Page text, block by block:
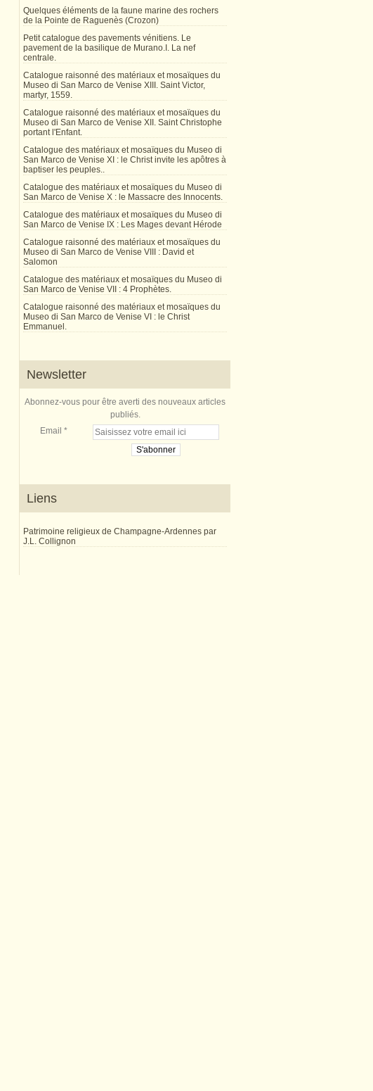
Quelques éléments de la faune marine des rochers
de la Pointe de Raguenès (Crozon)
Petit catalogue des pavements vénitiens. Le
pavement de la basilique de Murano.I. La nef
centrale.
Catalogue raisonné des matériaux et mosaïques du
Museo di San Marco de Venise XIII. Saint Victor,
martyr, 1559.
Catalogue raisonné des matériaux et mosaïques du
Museo di San Marco de Venise XII. Saint Christophe
portant l'Enfant.
Catalogue des matériaux et mosaïques du Museo di
San Marco de Venise XI : le Christ invite les apôtres à
baptiser les peuples..
Catalogue des matériaux et mosaïques du Museo di
San Marco de Venise X : le Massacre des Innocents.
Catalogue des matériaux et mosaïques du Museo di
San Marco de Venise IX : Les Mages devant Hérode
Catalogue raisonné des matériaux et mosaïques du
Museo di San Marco de Venise VIII : David et
Salomon
Catalogue des matériaux et mosaïques du Museo di
San Marco de Venise VII : 4 Prophètes.
Catalogue raisonné des matériaux et mosaïques du
Museo di San Marco de Venise VI : le Christ
Emmanuel.
Newsletter
Abonnez-vous pour être averti des nouveaux articles
publiés.
Email
Liens
Patrimoine religieux de Champagne-Ardennes par
J.L. Collignon